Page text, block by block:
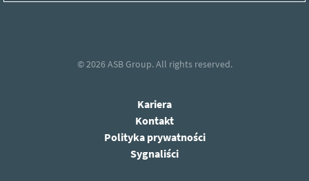
© 2026ASB Group.All rights reserved.
Kariera
Kontakt
Polityka prywatności
Sygnaliści